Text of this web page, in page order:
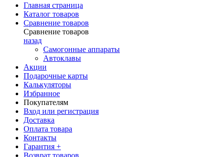
Главная страница
Каталог товаров
Сравнение товаров
Сравнение товаров
назад
Самогонные аппараты
Автоклавы
Акции
Подарочные карты
Калькуляторы
Избранное
Покупателям
Вход или регистрация
Доставка
Оплата товара
Контакты
Гарантия +
Возврат товаров